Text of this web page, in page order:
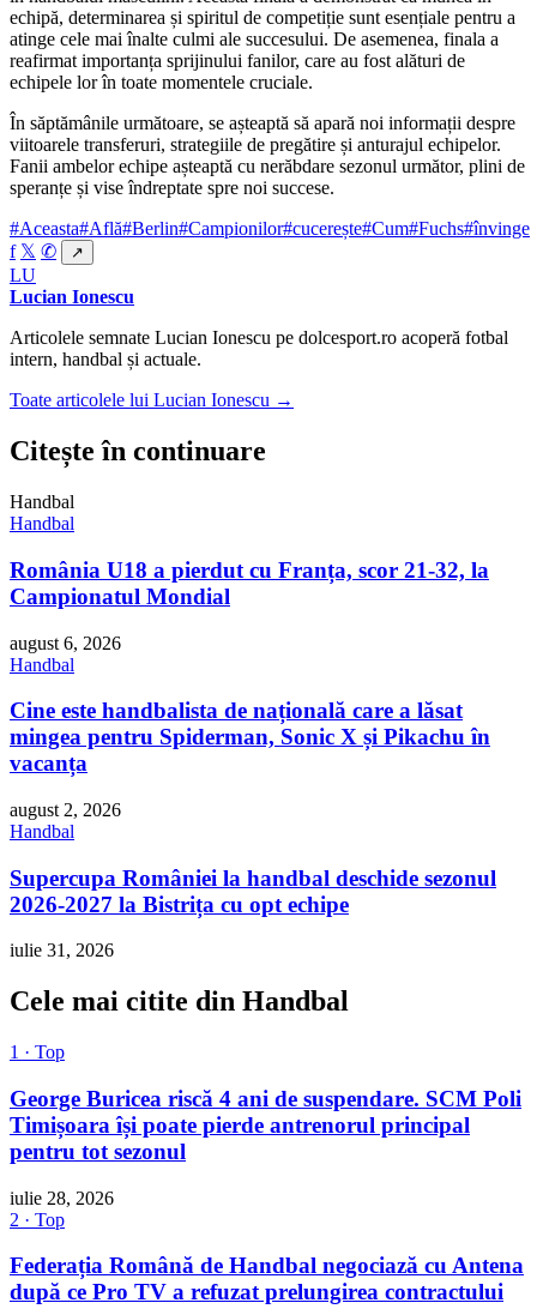
echipă, determinarea și spiritul de competiție sunt esențiale pentru a
atinge cele mai înalte culmi ale succesului. De asemenea, finala a
reafirmat importanța sprijinului fanilor, care au fost alături de
echipele lor în toate momentele cruciale.
În săptămânile următoare, se așteaptă să apară noi informații despre
viitoarele transferuri, strategiile de pregătire și anturajul echipelor.
Fanii ambelor echipe așteaptă cu nerăbdare sezonul următor, plini de
speranțe și vise îndreptate spre noi succese.
#Aceasta#Află#Berlin#Campionilor#cucerește#Cum#Fuchs#învinge
f 𝕏 ✆ ↗
LU
Lucian Ionescu
Articolele semnate Lucian Ionescu pe dolcesport.ro acoperă fotbal
intern, handbal și actuale.
Toate articolele lui Lucian Ionescu →
Citește în continuare
Handbal
Handbal
România U18 a pierdut cu Franța, scor 21-32, la
Campionatul Mondial
august 6, 2026
Handbal
Cine este handbalista de națională care a lăsat
mingea pentru Spiderman, Sonic X și Pikachu în
vacanța
august 2, 2026
Handbal
Supercupa României la handbal deschide sezonul
2026-2027 la Bistrița cu opt echipe
iulie 31, 2026
Cele mai citite din Handbal
1 · Top
George Buricea riscă 4 ani de suspendare. SCM Poli
Timișoara își poate pierde antrenorul principal
pentru tot sezonul
iulie 28, 2026
2 · Top
Federația Română de Handbal negociază cu Antena
după ce Pro TV a refuzat prelungirea contractului